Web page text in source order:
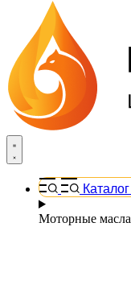
Каталог
Моторные масла